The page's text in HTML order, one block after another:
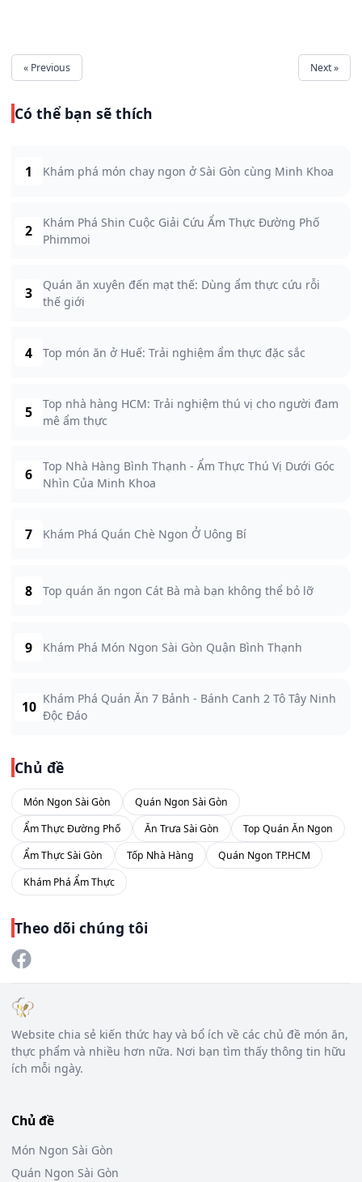
« Previous Next »
Có thể bạn sẽ thích
1 Khám phá món chay ngon ở Sài Gòn cùng Minh Khoa
2
Khám Phá Shin Cuộc Giải Cứu Ẩm Thực Đường Phố
Phimmoi
3
Quán ăn xuyên đến mạt thế: Dùng ẩm thực cứu rỗi
thế giới
4 Top món ăn ở Huế: Trải nghiệm ẩm thực đặc sắc
5
Top nhà hàng HCM: Trải nghiệm thú vị cho người đam
mê ẩm thực
6
Top Nhà Hàng Bình Thạnh - Ẩm Thực Thú Vị Dưới Góc
Nhìn Của Minh Khoa
7 Khám Phá Quán Chè Ngon Ở Uông Bí
8 Top quán ăn ngon Cát Bà mà bạn không thể bỏ lỡ
9 Khám Phá Món Ngon Sài Gòn Quận Bình Thạnh
10 Khám Phá Quán Ăn 7 Bảnh - Bánh Canh 2 Tô Tây Ninh
Độc Đáo
Chủ đề
Món Ngon Sài Gòn
Quán Ngon Sài Gòn
Ẩm Thực Đường Phố
Ăn Trưa Sài Gòn
Top Quán Ăn Ngon
Ẩm Thực Sài Gòn
Tốp Nhà Hàng
Quán Ngon TP.HCM
Khám Phá Ẩm Thực
Theo dõi chúng tôi
Website chia sẻ kiến thức hay và bổ ích về các chủ đề món ăn,
thực phẩm và nhiều hơn nữa. Nơi bạn tìm thấy thông tin hữu
ích mỗi ngày.
Chủ đề
Món Ngon Sài Gòn
Quán Ngon Sài Gòn